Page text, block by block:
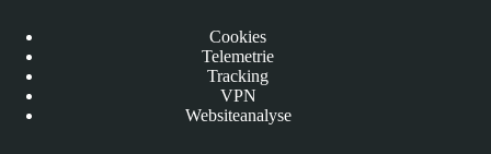
Cookies
Telemetrie
Tracking
VPN
Websiteanalyse